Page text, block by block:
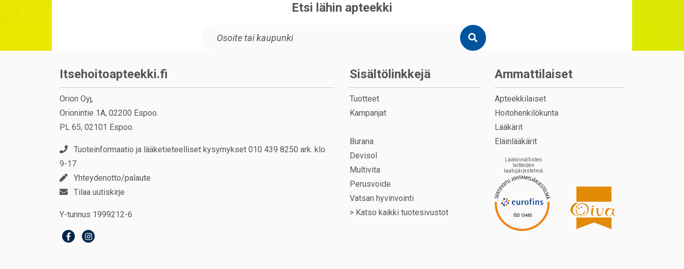
Etsi lähin apteekki
Itsehoitoapteekki.fi
Orion Oyj,
Orionintie 1A, 02200 Espoo.
PL 65, 02101 Espoo.
Tuoteinformaatio ja lääketieteelliset kysymykset 010 439 8250 ark. klo
9-17
Yhteydenotto/palaute
Tilaa uutiskirje
Y-tunnus 1999212-6
Sisältölinkkejä
Tuotteet
Kampanjat
Burana
Devisol
Multivita
Perusvoide
Vatsan hyvinvointi
> Katso kaikki tuotesivustot
Ammattilaiset
Apteekkilaiset
Hoitohenkilökunta
Lääkärit
Eläinlääkärit
Lääkinnällisten
laitteiden
laatujärjestelmä